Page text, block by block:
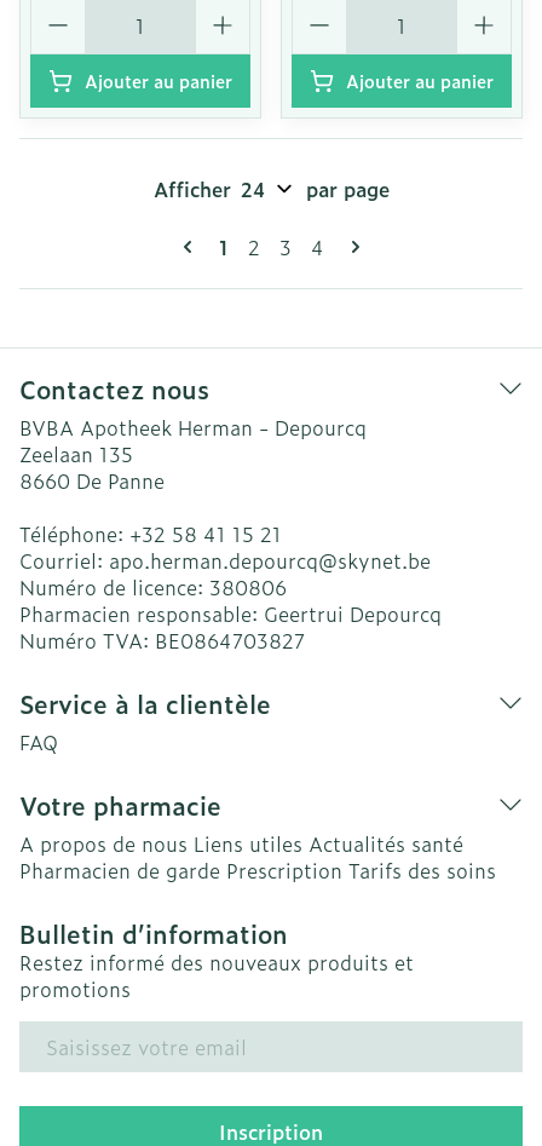
Quantité
Ajouter au panier
Quantité
Ajouter au panier
Pages
Vous lisez actuellement la page
1 Page
2 Page
3 Page
4
Afficher par page
Contactez nous
BVBA Apotheek Herman - Depourcq
Zeelaan 135
8660 De Panne
Téléphone: +32 58 41 15 21
Courriel: apo.herman.depourcq@skynet.be
Numéro de licence: 380806
Pharmacien responsable: Geertrui Depourcq
Numéro TVA: BE0864703827
Service à la clientèle
FAQ
Votre pharmacie
A propos de nous Liens utiles Actualités santé
Pharmacien de garde Prescription Tarifs des soins
Bulletin d’information
Restez informé des nouveaux produits et
promotions
Adresse mail
Inscription